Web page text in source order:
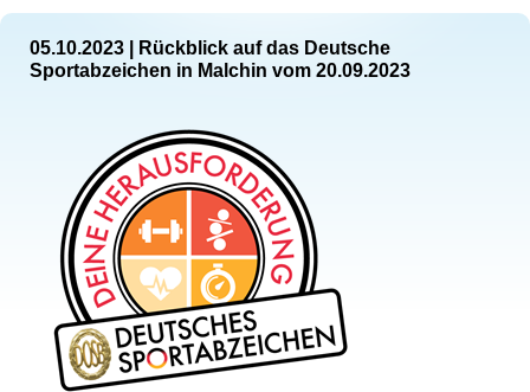
05.10.2023
Rückblick auf das Deutsche
Sportabzeichen in Malchin vom 20.09.2023